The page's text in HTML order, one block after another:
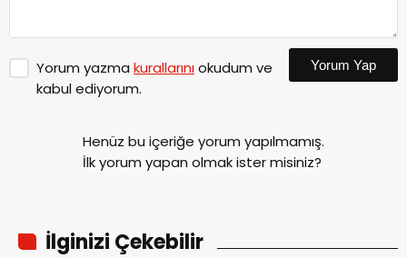
Yorum yazma kurallarınıokudum ve
kabul ediyorum.
Yorum Yap
Henüz bu içeriğe yorum yapılmamış.
İlk yorum yapan olmak ister misiniz?
İlginizi Çekebilir